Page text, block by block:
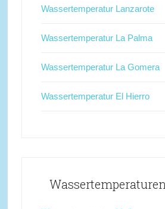
Wassertemperatur Lanzarote
Wassertemperatur La Palma
Wassertemperatur La Gomera
Wassertemperatur El Hierro